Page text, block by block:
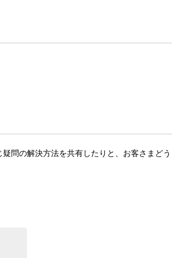
問の解決方法を共有したりと、お客さまど